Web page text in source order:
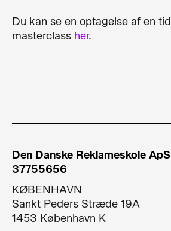
Du kan se en optagelse af en
masterclass her.
Den Danske Reklameskole
37755656
KØBENHAVN
Sankt Peders Stræde 19A​
1453 København K​